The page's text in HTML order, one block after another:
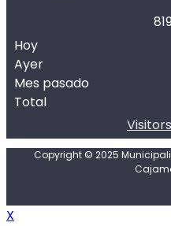
81
Hoy
Ayer
Mes pasado
Total
Copyright © 2025
X